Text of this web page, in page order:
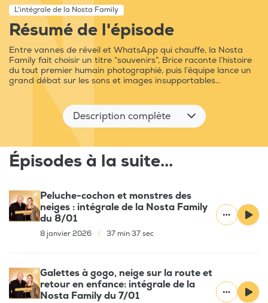
L'intégrale de la Nosta Family
Résumé de l'épisode
Entre vannes de réveil et WhatsApp qui chauffe, la Nosta
Family fait choisir un titre “souvenirs”, Brice raconte l’histoire
du tout premier humain photographié, puis l’équipe lance un
grand débat sur les sons et images insupportables…
Description complète
Épisodes à la suite...
Peluche-cochon et monstres des
neiges : intégrale de la Nosta Family
du 8/01
8 janvier 2026 37 min 37 sec
Galettes à gogo, neige sur la route et
retour en enfance: intégrale de la
Nosta Family du 7/01